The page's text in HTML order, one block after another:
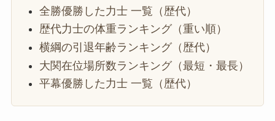
全勝優勝した力士 一覧（歴代）
歴代力士の体重ランキング（重い順）
横綱の引退年齢ランキング（歴代）
大関在位場所数ランキング（最短・最長）
平幕優勝した力士 一覧（歴代）